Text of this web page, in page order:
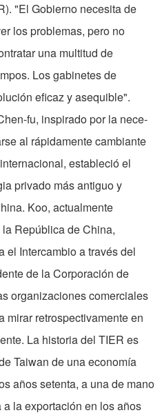
"El Gobierno necesita de
los problemas, pero no
una multitud de
Los gabinetes de
eficaz y ase­quible".
fu, inspirado por la nece­
al rápidamente cambiante
estableció el
privado más antiguo y
Koo, actualmente
República de China,
el Intercambio a través del
de la Corporación de
organizaciones comerciales
mirar retrospec­tivamente en
La historia del TIER es
Taiwan de una economía
años setenta, a una de mano
la exportación en los años